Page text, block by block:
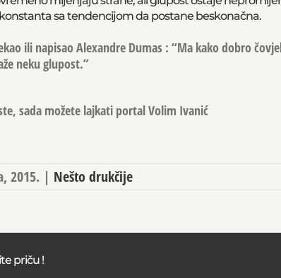
sa tendencijom da postane beskonačna.
ili napisao Alexandre Dumas : “Ma kako dobro
neku glupost.”
sada možete lajkati portal Volim Ivanić
2015. | Nešto drukčije
priču !